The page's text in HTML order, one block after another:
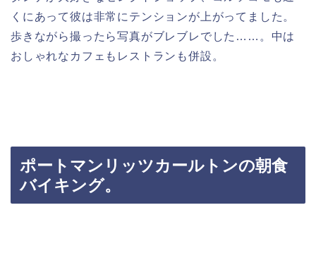
くにあって彼は非常にテンションが上がってました。
歩きながら撮ったら写真がブレブレでした……。中は
おしゃれなカフェもレストランも併設。
ポートマンリッツカールトンの朝食
バイキング。